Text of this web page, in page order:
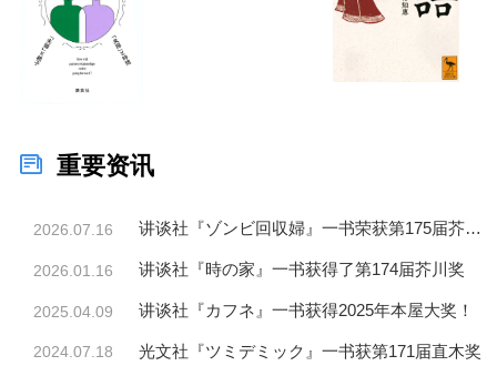
重要资讯
2026.07.16 讲谈社『ゾンビ回収婦』一书荣获第175届芥川奖
2026.01.16 讲谈社『時の家』一书获得了第174届芥川奖
2025.04.09 讲谈社『カフネ』一书获得2025年本屋大奖！
2024.07.18 光文社『ツミデミック』一书获第171届直木奖